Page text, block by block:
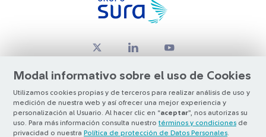
Modal informativo sobre el uso de Cookies
Utilizamos cookies propias y de terceros para realizar análisis de uso y
medición de nuestra web y así ofrecer una mejor experiencia y
personalización al Usuario. Al hacer clic en “aceptar”, nos autorizas su
uso. Para más información consulta nuestro términos y condiciones de
privacidad o nuestra Política de protección de Datos Personales
© Copyright Grupo SURA 2026